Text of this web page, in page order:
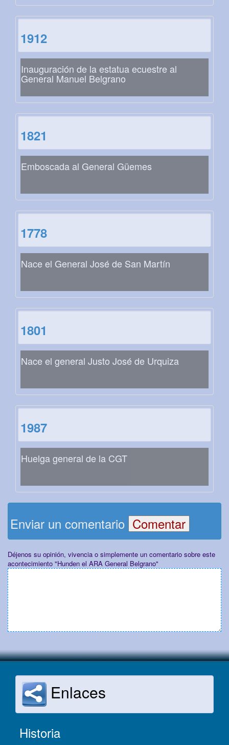
1912
Inauguración de la estatua ecuestre al
General Manuel Belgrano
1821
Emboscada al General Güemes
1778
Nace el General José de San Martín
1801
Nace el general Justo José de Urquiza
1987
Huelga general de la CGT
Enviar un comentario
Déjenos su opinión, vivencia o simplemente un comentario sobre este
acontecimiento "Hunden el ARA General Belgrano"
Enlaces
Historia